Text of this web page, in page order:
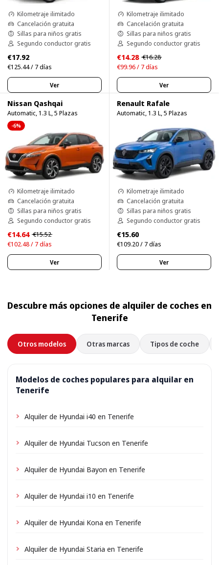
Kilometraje ilimitado
Cancelación gratuita
Sillas para niños gratis
Segundo conductor gratis
€17.92
€125.44 / 7 días
Ver
Kilometraje ilimitado
Cancelación gratuita
Sillas para niños gratis
Segundo conductor gratis
€14.28 €16.28
€99.96 / 7 días
Ver
Nissan Qashqai
Automatic, 1.3 L, 5 Plazas
-6%
Kilometraje ilimitado
Cancelación gratuita
Sillas para niños gratis
Segundo conductor gratis
€14.64 €15.52
€102.48 / 7 días
Ver
Renault Rafale
Automatic, 1.3 L, 5 Plazas
Kilometraje ilimitado
Cancelación gratuita
Sillas para niños gratis
Segundo conductor gratis
€15.60
€109.20 / 7 días
Ver
Descubre más opciones de alquiler de coches en
Tenerife
Otros modelos Otras marcas Tipos de coche
Modelos de coches populares para alquilar en
Tenerife
Alquiler de Hyundai i40 en Tenerife
Alquiler de Hyundai Tucson en Tenerife
Alquiler de Hyundai Bayon en Tenerife
Alquiler de Hyundai i10 en Tenerife
Alquiler de Hyundai Kona en Tenerife
Alquiler de Hyundai Staria en Tenerife